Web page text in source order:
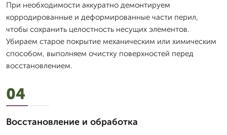
При необходимости аккуратно демонтируем
корродированные и деформированные части перил,
чтобы сохранить целостность несущих элементов.
Убираем старое покрытие механическим или химическим
способом, выполняем очистку поверхностей перед
восстановлением.
04
Восстановление и обработка